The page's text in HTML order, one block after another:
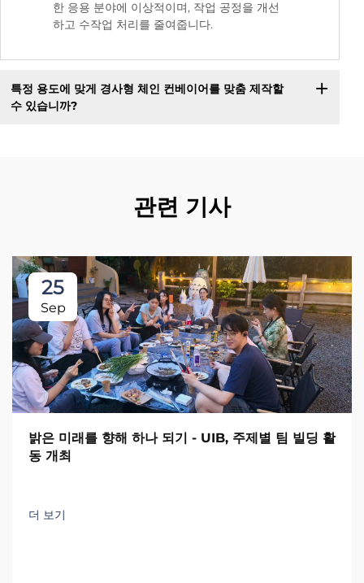
한 응용 분야에 이상적이며, 작업 공정을 개선
하고 수작업 처리를 줄여줍니다.
특정 용도에 맞게 경사형 체인 컨베이어를 맞춤 제작할
수 있습니까?
관련 기사
25
Sep
밝은 미래를 향해 하나 되기 - UIB, 주제별 팀 빌딩 활
동 개최
더 보기